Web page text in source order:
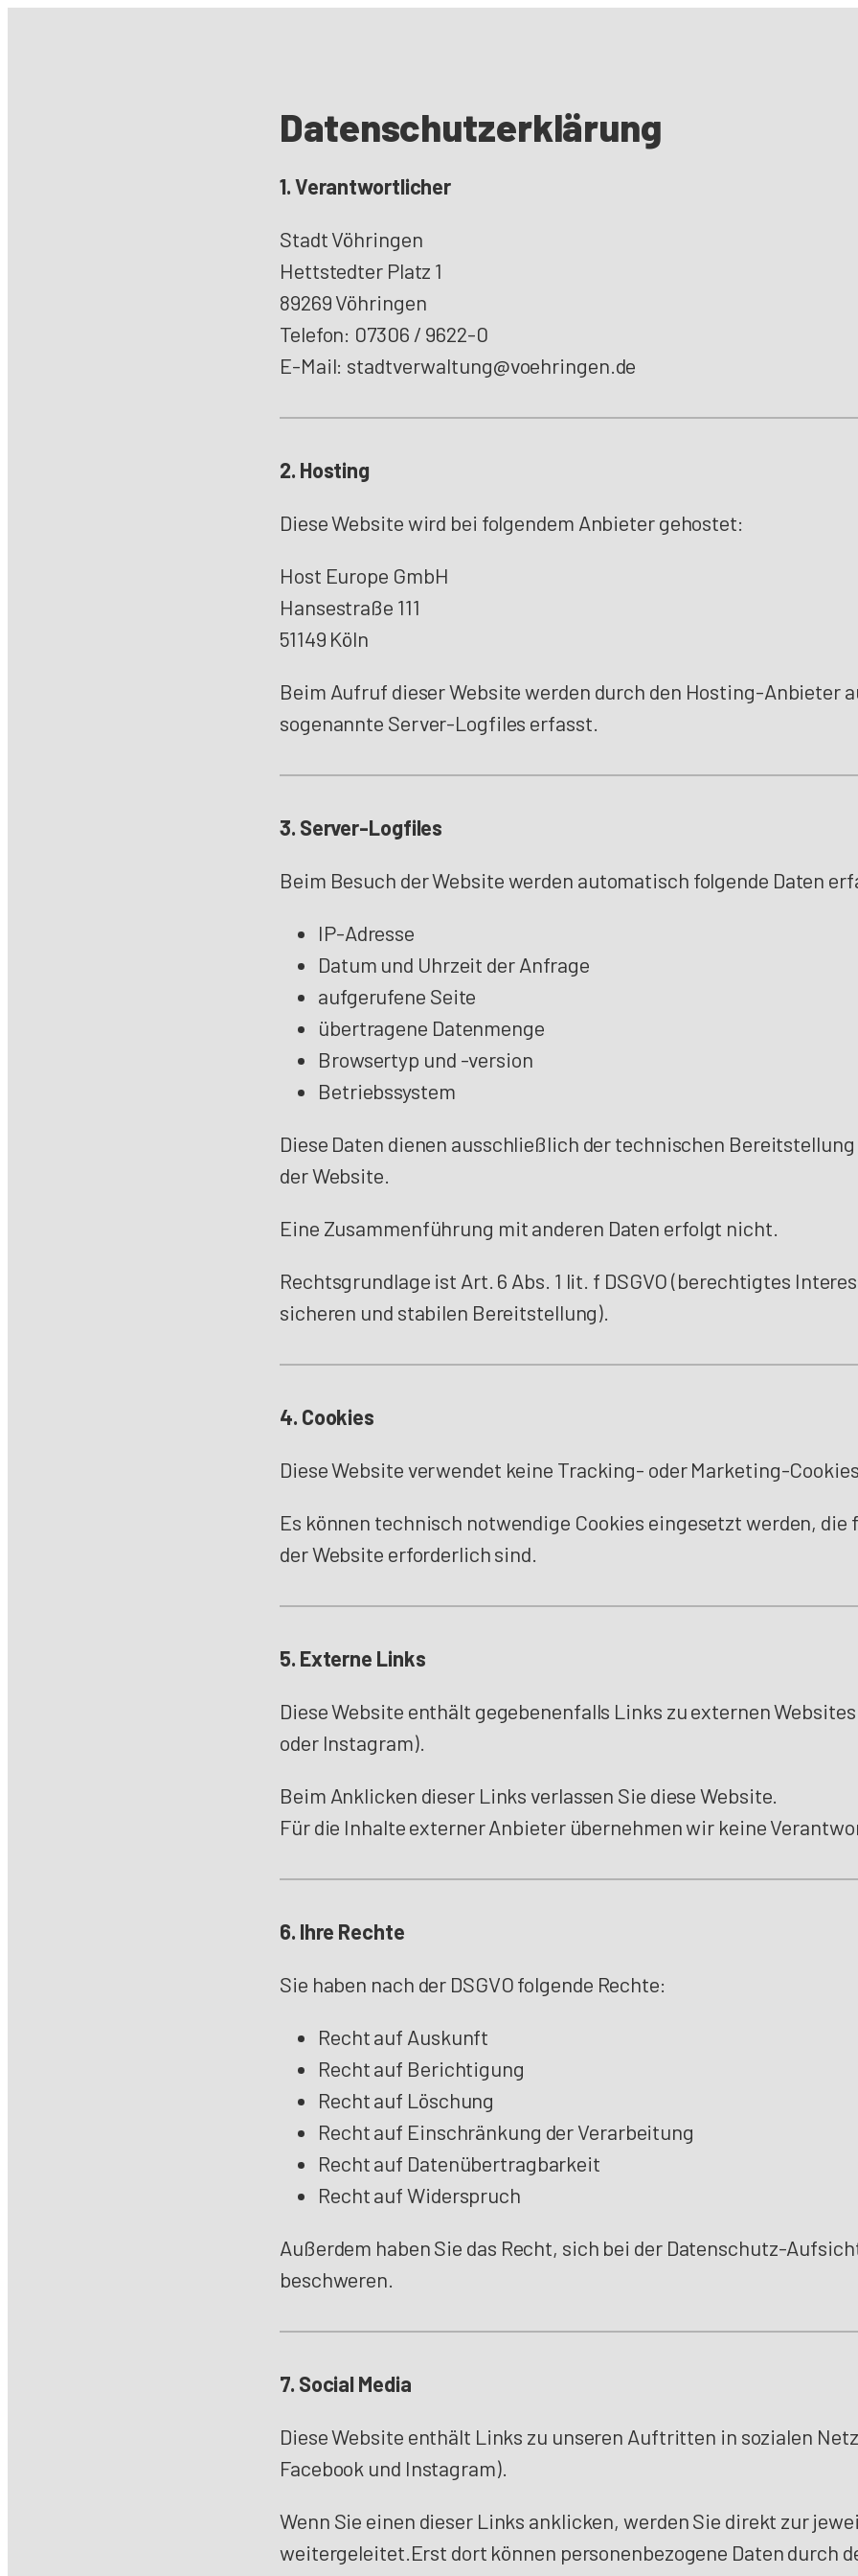
Datenschutzerklärung
1. Verantwortlicher
Stadt Vöhringen
Hettstedter Platz 1
89269 Vöhringen
Telefon: 07306 / 9622-0
E-Mail: stadtverwaltung@voehringen.de
2. Hosting
Diese Website wird bei folgendem Anbieter gehostet:
Host Europe GmbH
Hansestraße 111
51149 Köln
Beim Aufruf dieser Website werden durch den Hosting-Anbieter
sogenannte Server-Logfiles erfasst.
3. Server-Logfiles
Beim Besuch der Website werden automatisch folgende Daten
IP-Adresse
Datum und Uhrzeit der Anfrage
aufgerufene Seite
übertragene Datenmenge
Browsertyp und -version
Betriebssystem
Diese Daten dienen ausschließlich der technischen
der Website.
Eine Zusammenführung mit anderen Daten erfolgt nicht.
Rechtsgrundlage ist Art. 6 Abs. 1 lit. f DSGVO (berechtigtes
sicheren und stabilen Bereitstellung).
4. Cookies
Diese Website verwendet keine Tracking- oder Marketing-Cookies.
Es können technisch notwendige Cookies eingesetzt werden, die
der Website erforderlich sind.
5. Externe Links
Diese Website enthält gegebenenfalls Links zu externen Websites
oder Instagram).
Beim Anklicken dieser Links verlassen Sie diese Website.
Für die Inhalte externer Anbieter übernehmen wir keine
6. Ihre Rechte
Sie haben nach der DSGVO folgende Rechte:
Recht auf Auskunft
Recht auf Berichtigung
Recht auf Löschung
Recht auf Einschränkung der Verarbeitung
Recht auf Datenübertragbarkeit
Recht auf Widerspruch
Außerdem haben Sie das Recht, sich bei der Datenschutz-
beschweren.
7. Social Media
Diese Website enthält Links zu unseren Auftritten in sozialen
Facebook und Instagram).
Wenn Sie einen dieser Links anklicken, werden Sie direkt zur
weitergeleitet.Erst dort können personenbezogene Daten durch